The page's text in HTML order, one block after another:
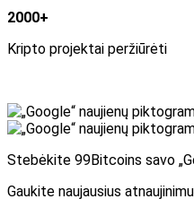
2000+
Kripto projektai peržiūrėti
Stebėkite 99Bitcoins savo
Gaukite naujausius